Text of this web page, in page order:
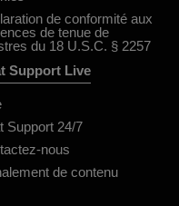
de conformité aux
de tenue de
du 18 U.S.C. § 2257
Support Live
Support 24/7
nous
de contenu